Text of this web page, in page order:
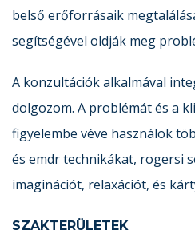
belső erőforrásaik
segítségével oldják meg
A konzultációk alkalmával
dolgozom. A problémát és a
figyelembe véve használok
és emdr technikákat, rogersi
imaginációt, relaxációt, és
SZAKTERÜLETEK